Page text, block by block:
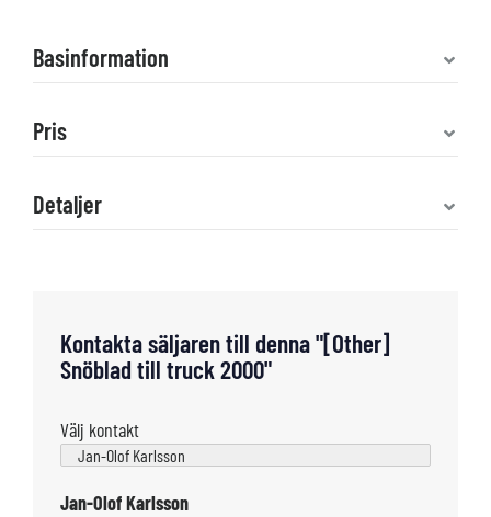
Basinformation
Pris
Detaljer
Kontakta säljaren till denna "[Other]
Snöblad till truck 2000"
Välj kontakt
Jan-Olof Karlsson